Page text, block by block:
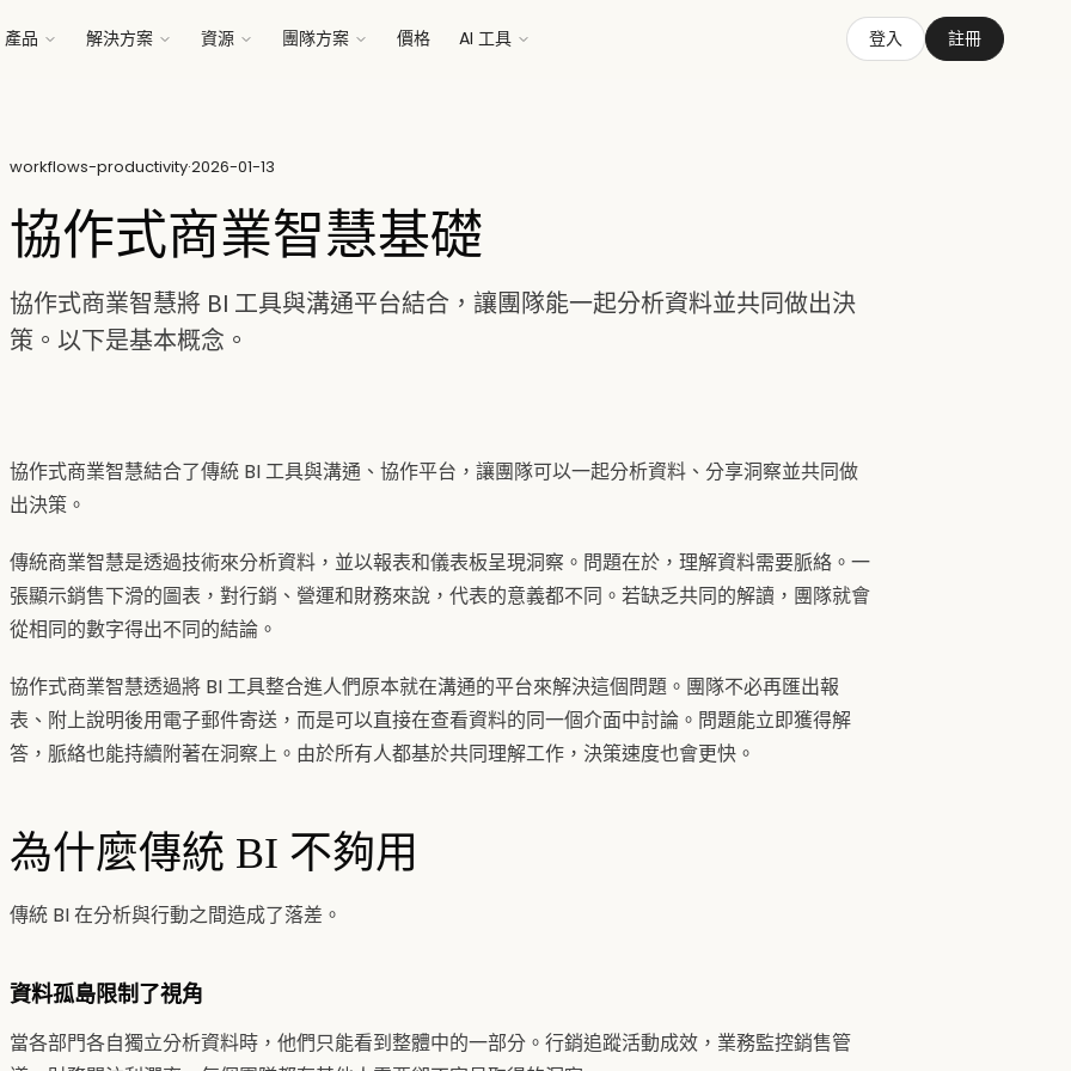
產品 解決方案 資源 團隊方案 價格 AI 工具 登入 註冊
workflows-productivity·2026-01-13
協作式商業智慧基礎
協作式商業智慧將 BI 工具與溝通平台結合，讓團隊能一起分析資料並共同做出決
策。以下是基本概念。
協作式商業智慧結合了傳統 BI 工具與溝通、協作平台，讓團隊可以一起分析資料、分享洞察並共同做
出決策。
傳統商業智慧是透過技術來分析資料，並以報表和儀表板呈現洞察。問題在於，理解資料需要脈絡。一
張顯示銷售下滑的圖表，對行銷、營運和財務來說，代表的意義都不同。若缺乏共同的解讀，團隊就會
從相同的數字得出不同的結論。
協作式商業智慧透過將 BI 工具整合進人們原本就在溝通的平台來解決這個問題。團隊不必再匯出報
表、附上說明後用電子郵件寄送，而是可以直接在查看資料的同一個介面中討論。問題能立即獲得解
答，脈絡也能持續附著在洞察上。由於所有人都基於共同理解工作，決策速度也會更快。
為什麼傳統 BI 不夠用
傳統 BI 在分析與行動之間造成了落差。
資料孤島限制了視角
當各部門各自獨立分析資料時，他們只能看到整體中的一部分。行銷追蹤活動成效，業務監控銷售管